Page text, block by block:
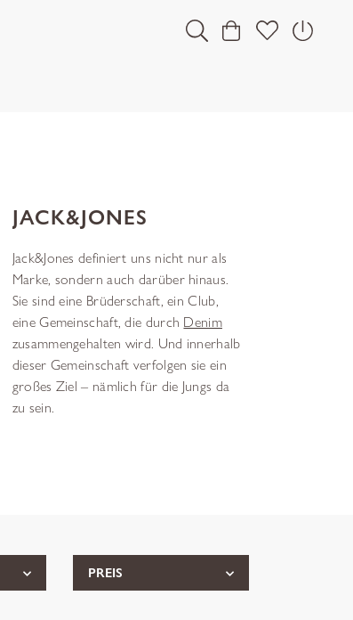
JACK&JONES
Jack&Jones definiert uns nicht nur als
Marke, sondern auch darüber hinaus.
Sie sind eine Brüderschaft, ein Club,
eine Gemeinschaft, die durch Denim
zusammengehalten wird. Und innerhalb
dieser Gemeinschaft verfolgen sie ein
großes Ziel – nämlich für die Jungs da
zu sein.
PREIS